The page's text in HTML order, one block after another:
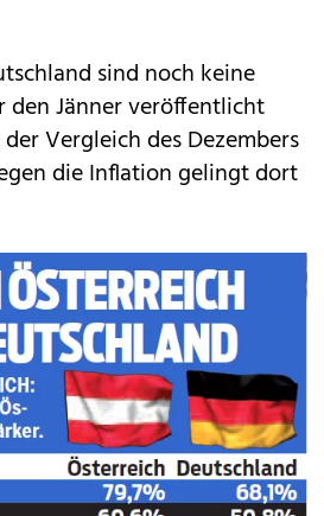
sind noch keine
den Jänner veröffentlicht
Vergleich des Dezembers
die Inflation gelingt dort